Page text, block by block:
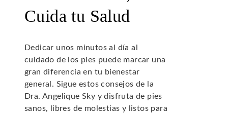
Cuida tu Salud
Dedicar unos minutos al día al
cuidado de los pies puede marcar una
gran diferencia en tu bienestar
general. Sigue estos consejos de la
Dra. Angelique Sky y disfruta de pies
sanos, libres de molestias y listos para